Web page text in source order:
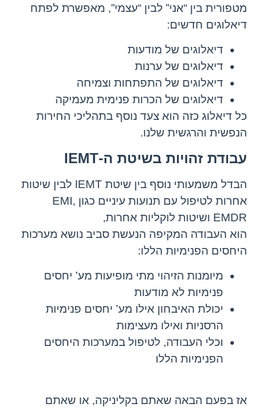
מטפורית בין “אני” לבין “עצמי”, מאפשרת לפתח
דיאלוגים חדשים:
דיאלוגים של מודעות
דיאלוגים של ערנות
דיאלוגים של התפתחות וצמיחה
דיאלוגים של הכרות פנימית מעמיקה
כל דיאלוג כזה הוא צעד נוסף בתהליכי החירות
הנפשית והרגשית שלנו.
עבודת זהויות בשיטת ה-IEMT
הבדל משמעותי נוסף בין שיטת IEMT לבין שיטות
אחרות לטיפול עם תנועות עיניים כגון EMI,
EMDR ושיטות לוקליות אחרות,
הוא העבודה המקיפה הנעשת סביב נושא מערכות
היחסים הפנימיות הללו:
מיומנות הזיהוי מתי מופיעות מע’ יחסים
פנימיות לא מודעות
יכולת האיבחון אילו מע’ יחסים פנימיות
הרסניות ואילו מעצימות
וכלי העבודה, לטיפול במערכות היחסים
הפנימיות הללו
אז בפעם הבאה שאתם בקליניקה, או שאתם